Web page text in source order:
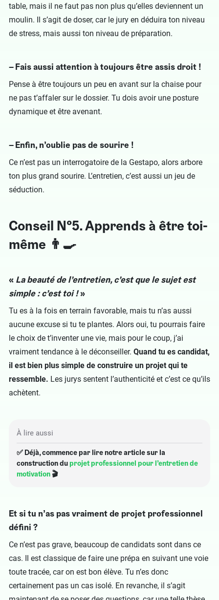
table, mais il ne faut pas non plus qu’elles deviennent un
moulin. Il s’agit de doser, car le jury en déduira ton niveau
de stress, mais aussi ton niveau de préparation.
– Fais aussi attention à toujours être assis droit !
Pense à être toujours un peu en avant sur la chaise pour
ne pas t’affaler sur le dossier. Tu dois avoir une posture
dynamique et être avenant.
– Enfin, n’oublie pas de sourire !
Ce n’est pas un interrogatoire de la Gestapo, alors arbore
ton plus grand sourire. L’entretien, c’est aussi un jeu de
séduction.
Conseil N°5. Apprends à être toi-
même 👨‍🍳
« La beauté de l’entretien, c’est que le sujet est
simple : c’est toi !»
Tu es à la fois en terrain favorable, mais tu n’as aussi
aucune excuse si tu te plantes. Alors oui, tu pourrais faire
le choix de t’inventer une vie, mais pour le coup, j’ai
vraiment tendance à le déconseiller. Quand tu es candidat,
il est bien plus simple de construire un projet qui te
ressemble. Les jurys sentent l’authenticité et c’est ce qu’ils
achètent.
À lire aussi
✅ Déjà, commence par lire notre article sur la
construction duprojet professionnel pour l’entretien de
motivation 🎬
Et si tu n’as pas vraiment de projet professionnel
défini ?
Ce n’est pas grave, beaucoup de candidats sont dans ce
cas. Il est classique de faire une prépa en suivant une voie
toute tracée, car on est bon élève. Tu n’es donc
certainement pas un cas isolé. En revanche, il s’agit